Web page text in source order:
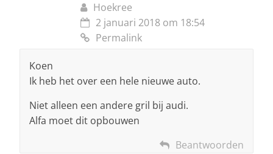
Hoekree
2 januari 2018 om 18:54
Permalink
Koen
Ik heb het over een hele nieuwe auto.
Niet alleen een andere gril bij audi.
Alfa moet dit opbouwen
Beantwoorden